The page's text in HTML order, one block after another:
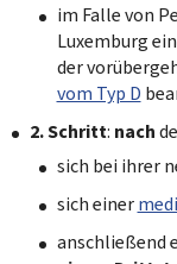
im Falle von
Luxemburg
der
vom Typ D
2. Schritt: nach
sich bei ihrer
sich einer
anschließend